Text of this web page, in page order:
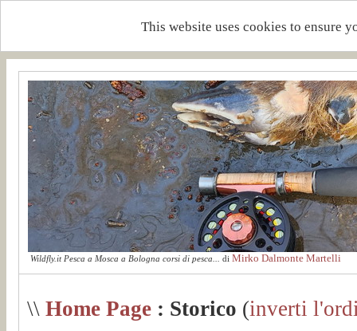
This website uses cookies to ensure
Wildfly.it Pesca a Mosca a Bologna corsi di pesca... di Mirko Dalmonte Martelli
\\ Home Page : Storico (inverti